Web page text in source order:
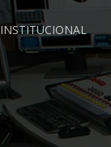
INSTITUCIONAL